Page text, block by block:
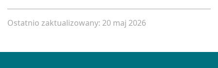
Ostatnio zaktualizowany: 20 maj 2026